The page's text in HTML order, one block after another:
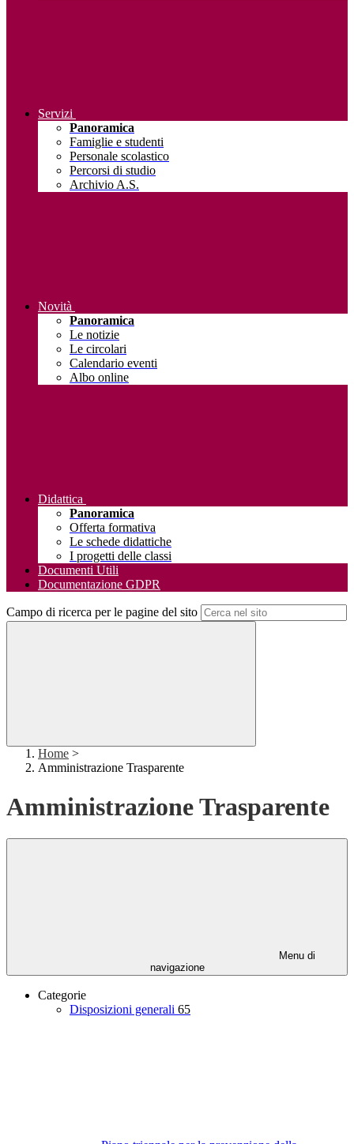
Servizi
Panoramica
Famiglie e studenti
Personale scolastico
Percorsi di studio
Archivio A.S.
Novità
Panoramica
Le notizie
Le circolari
Calendario eventi
Albo online
Didattica
Panoramica
Offerta formativa
Le schede didattiche
I progetti delle classi
Documenti Utili
Documentazione GDPR
Campo di ricerca per le pagine del sito
Home >
Amministrazione Trasparente
Amministrazione Trasparente
Menu di
navigazione
Categorie
Disposizioni generali 65